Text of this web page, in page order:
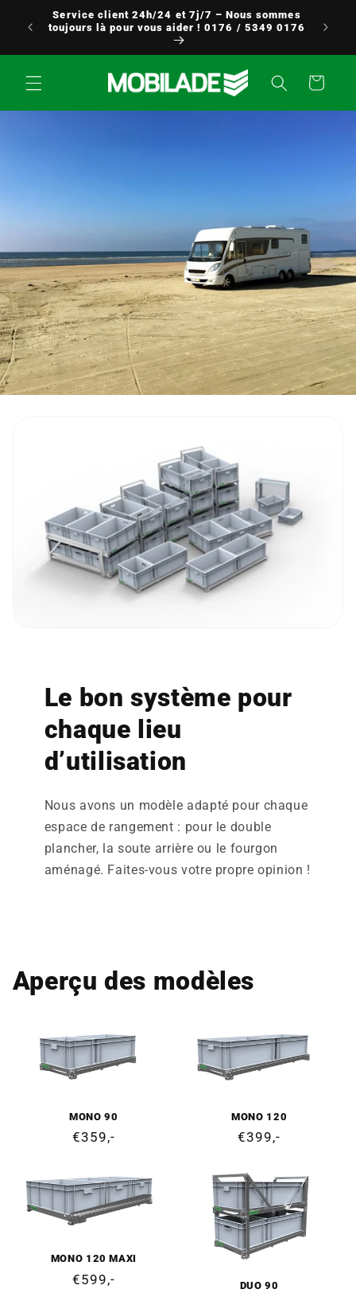
directement
au contenu
partir
Service client 24h/24 et 7j/7 – Nous sommes
toujours là pour vous aider ! 0176 / 5349 0176
Panier
Le bon système pour
chaque lieu
d’utilisation
Nous avons un modèle adapté pour chaque
espace de rangement : pour le double
plancher, la soute arrière ou le fourgon
aménagé. Faites‑vous votre propre opinion !
Aperçu des modèles
MONO 90
Prix
€359,-
MONO 120
Prix
€399,-
MONO 120 MAXI
Prix
€599,- DUO 90